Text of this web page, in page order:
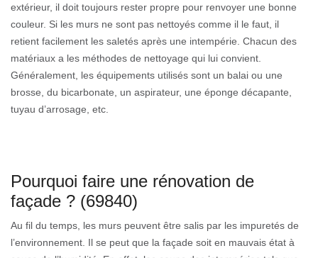
extérieur, il doit toujours rester propre pour renvoyer une bonne
couleur. Si les murs ne sont pas nettoyés comme il le faut, il
retient facilement les saletés après une intempérie. Chacun des
matériaux a les méthodes de nettoyage qui lui convient.
Généralement, les équipements utilisés sont un balai ou une
brosse, du bicarbonate, un aspirateur, une éponge décapante,
tuyau d’arrosage, etc.
Pourquoi faire une rénovation de
façade ? (69840)
Au fil du temps, les murs peuvent être salis par les impuretés de
l’environnement. Il se peut que la façade soit en mauvais état à